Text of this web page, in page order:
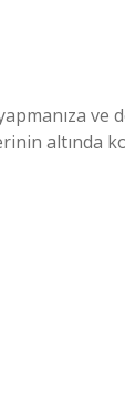
altında